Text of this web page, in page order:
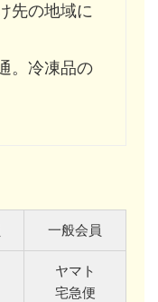
先の地域に
。冷凍品の
一般会員
ヤマト
宅急便